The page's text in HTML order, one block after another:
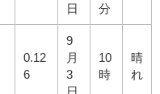
日
分
0.12
6
9
月
3
日
10
時
晴
れ